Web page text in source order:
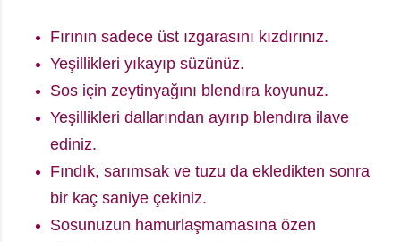
Fırının sadece üst ızgarasını kızdırınız.
Yeşillikleri yıkayıp süzünüz.
Sos için zeytinyağını blendıra koyunuz.
Yeşillikleri dallarından ayırıp blendıra ilave
ediniz.
Fındık, sarımsak ve tuzu da ekledikten sonra
bir kaç saniye çekiniz.
Sosunuzun hamurlaşmamasına özen